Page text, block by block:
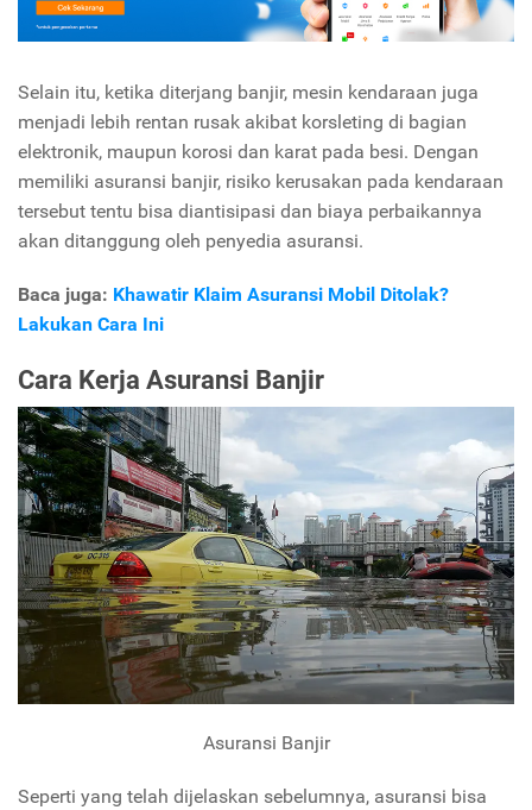
Selain itu, ketika diterjang banjir, mesin kendaraan juga
menjadi lebih rentan rusak akibat korsleting di bagian
elektronik, maupun korosi dan karat pada besi. Dengan
memiliki asuransi banjir, risiko kerusakan pada kendaraan
tersebut tentu bisa diantisipasi dan biaya perbaikannya
akan ditanggung oleh penyedia asuransi.
Baca juga: Khawatir Klaim Asuransi Mobil Ditolak?
Lakukan Cara Ini
Cara Kerja Asuransi Banjir
Asuransi Banjir
Seperti yang telah dijelaskan sebelumnya, asuransi bisa